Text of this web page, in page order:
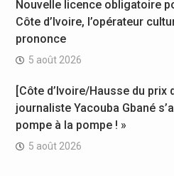
Nouvelle licence obligatoire
Côte d’Ivoire, l’opérateur
prononce
5 août 2026
[Côte d’Ivoire/Hausse du prix
journaliste Yacouba Gbané
pompe à la pompe ! »
5 août 2026